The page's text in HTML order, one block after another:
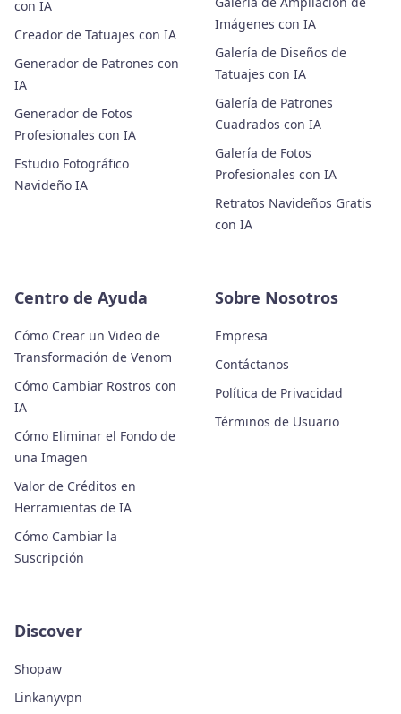
con IA
Creador de Tatuajes con IA
Generador de Patrones con
IA
Generador de Fotos
Profesionales con IA
Estudio Fotográfico
Navideño IA
Imágenes con IA
Galería de Diseños de
Tatuajes con IA
Galería de Patrones
Cuadrados con IA
Galería de Fotos
Profesionales con IA
Retratos Navideños Gratis
con IA
Centro de Ayuda
Cómo Crear un Video de
Transformación de Venom
Cómo Cambiar Rostros con
IA
Cómo Eliminar el Fondo de
una Imagen
Valor de Créditos en
Herramientas de IA
Cómo Cambiar la
Suscripción
Sobre Nosotros
Empresa
Contáctanos
Política de Privacidad
Términos de Usuario
Discover
Shopaw
Linkanyvpn